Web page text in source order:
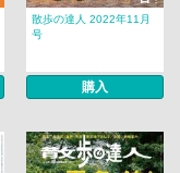
散歩の達人 2022年11月
号
購入